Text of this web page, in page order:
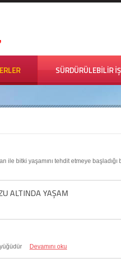
SÜRDÜRÜLEBİLİR İŞ
ile bitki yaşamını tehdit etmeye başladığı
ALTINDA YAŞAM
Devamını oku